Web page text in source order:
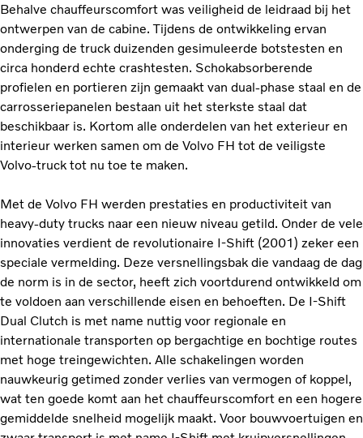
Behalve chauffeurscomfort was veiligheid de leidraad bij het
ontwerpen van de cabine. Tijdens de ontwikkeling ervan
onderging de truck duizenden gesimuleerde botstesten en
circa honderd echte crashtesten. Schokabsorberende
profielen en portieren zijn gemaakt van dual-phase staal en de
carrosseriepanelen bestaan uit het sterkste staal dat
beschikbaar is. Kortom alle onderdelen van het exterieur en
interieur werken samen om de Volvo FH tot de veiligste
Volvo-truck tot nu toe te maken.
Met de Volvo FH werden prestaties en productiviteit van
heavy-duty trucks naar een nieuw niveau getild. Onder de vele
innovaties verdient de revolutionaire I-Shift (2001) zeker een
speciale vermelding. Deze versnellingsbak die vandaag de dag
de norm is in de sector, heeft zich voortdurend ontwikkeld om
te voldoen aan verschillende eisen en behoeften. De I-Shift
Dual Clutch is met name nuttig voor regionale en
internationale transporten op bergachtige en bochtige routes
met hoge treingewichten. Alle schakelingen worden
nauwkeurig getimed zonder verlies van vermogen of koppel,
wat ten goede komt aan het chauffeurscomfort en een hogere
gemiddelde snelheid mogelijk maakt. Voor bouwvoertuigen en